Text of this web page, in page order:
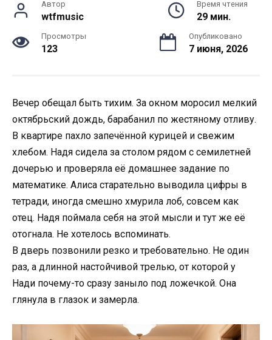
Автор
wtfmusic
Время чтения
29 мин.
Просмотры
123
Опубликовано
7 июня, 2026
Вечер обещал быть тихим. За окном моросил мелкий
октябрьский дождь, барабанил по жестяному отливу.
В квартире пахло запечённой курицей и свежим
хлебом. Надя сидела за столом рядом с семилетней
дочерью и проверяла её домашнее задание по
математике. Алиса старательно выводила цифры в
тетради, иногда смешно хмурила лоб, совсем как
отец. Надя поймала себя на этой мысли и тут же её
отогнала. Не хотелось вспоминать.
В дверь позвонили резко и требовательно. Не один
раз, а длинной настойчивой трелью, от которой у
Нади почему-то сразу заныло под ложечкой. Она
глянула в глазок и замерла.